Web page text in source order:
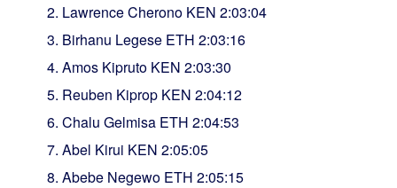
Lawrence Cherono KEN 2:03:04
Birhanu Legese ETH 2:03:16
Amos Kipruto KEN 2:03:30
Reuben Kiprop KEN 2:04:12
Chalu Gelmisa ETH 2:04:53
Abel Kirui KEN 2:05:05
Abebe Negewo ETH 2:05:15